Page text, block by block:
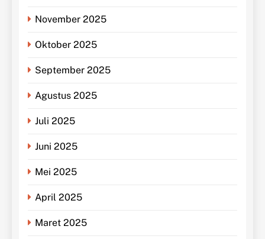
November 2025
Oktober 2025
September 2025
Agustus 2025
Juli 2025
Juni 2025
Mei 2025
April 2025
Maret 2025